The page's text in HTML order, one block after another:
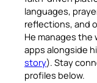
languages,
reflections, and
He manages
apps alongside
story). Stay
profiles below.